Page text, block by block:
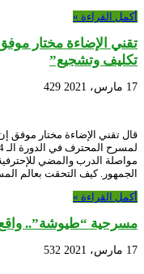
أكمل القراءة »
تقني الإضاءة مختار
تكليف وتشجيع”
17 مارس، 2021 429
قال تقني الإضاءة مختار موفق
مواصلة الدرب والمضي
الجمهور. كيف التحقت بعالم
أكمل القراءة »
مسرحية “طيوشة”.. واقع
17 مارس، 2021 532